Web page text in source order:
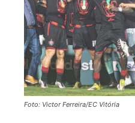
Foto: Victor Ferreira/EC Vitória